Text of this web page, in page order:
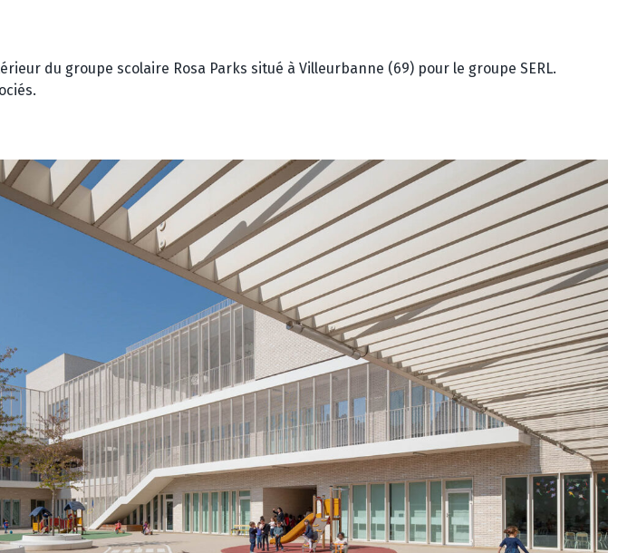
du groupe scolaire Rosa Parks situé à Villeurbanne (69) pour le groupe SERL.